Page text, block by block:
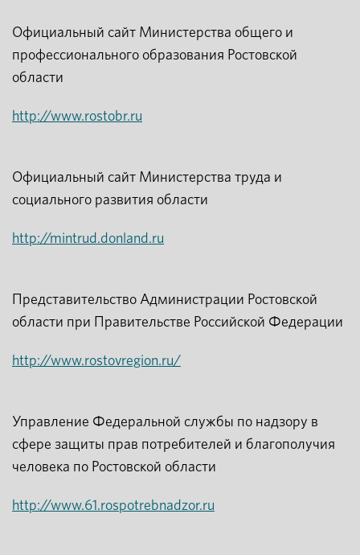
Официальный сайт Министерства общего и
профессионального образования Ростовской
области
http://www.rostobr.ru
Официальный сайт Министерства труда и
социального развития области
http://mintrud.donland.ru
Представительство Администрации Ростовской
области при Правительстве Российской Федерации
http://www.rostovregion.ru/
Управление Федеральной службы по надзору в
сфере защиты прав потребителей и благополучия
человека по Ростовской области
http://www.61.rospotrebnadzor.ru